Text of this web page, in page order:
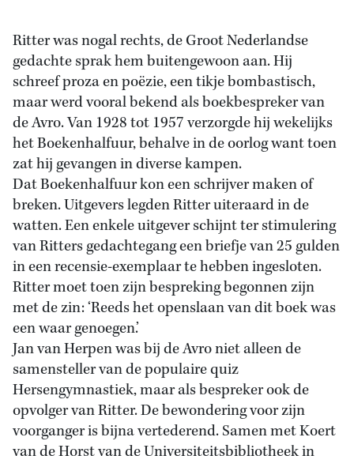
Ritter was nogal rechts, de Groot Nederlandse
gedachte sprak hem buitengewoon aan. Hij
schreef proza en poëzie, een tikje bombastisch,
maar werd vooral bekend als boekbespreker van
de Avro. Van 1928 tot 1957 verzorgde hij wekelijks
het Boekenhalfuur, behalve in de oorlog want toen
zat hij gevangen in diverse kampen.
Dat Boekenhalfuur kon een schrijver maken of
breken. Uitgevers legden Ritter uiteraard in de
watten. Een enkele uitgever schijnt ter stimulering
van Ritters gedachtegang een briefje van 25 gulden
in een recensie-exemplaar te hebben ingesloten.
Ritter moet toen zijn bespreking begonnen zijn
met de zin: ‘Reeds het openslaan van dit boek was
een waar genoegen.’
Jan van Herpen was bij de Avro niet alleen de
samensteller van de populaire quiz
Hersengymnastiek, maar als bespreker ook de
opvolger van Ritter. De bewondering voor zijn
voorganger is bijna vertederend. Samen met Koert